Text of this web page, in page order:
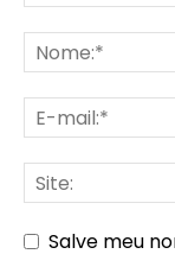
Salve meu